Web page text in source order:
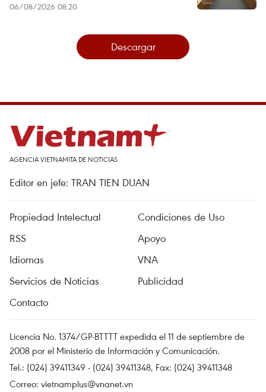
06/08/2026 08:20
Descargar
AGENCIA VIETNAMITA DE NOTICIAS
Editor en jefe: TRAN TIEN DUAN
Propiedad Intelectual
Condiciones de Uso
RSS
Apoyo
Idiomas
VNA
Servicios de Noticias
Publicidad
Contacto
Licencia No. 1374/GP-BTTTT expedida el 11 de septiembre de
2008 por el Ministerio de Información y Comunicación.
Tel.: (024) 39411349 - (024) 39411348, Fax: (024) 39411348
Correo: vietnamplus@vnanet.vn